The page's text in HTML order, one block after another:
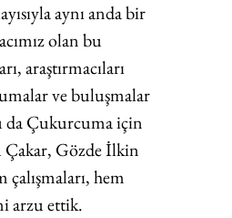
aynı anda bir
olan bu
araştırmacıları
ve buluşmalar
da Çukurcuma için
Çakar, Gözde İlkin
hem
arzu ettik.